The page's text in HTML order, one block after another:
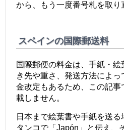
から、もう一度番号札を取り
スペインの国際郵送料
国際郵便の料金は、手紙・
き先や重さ、発送方法によ
金改定もあるため、この記
載しません。
日本まで絵葉書や手紙を送
タンコで「Japón」と伝え、